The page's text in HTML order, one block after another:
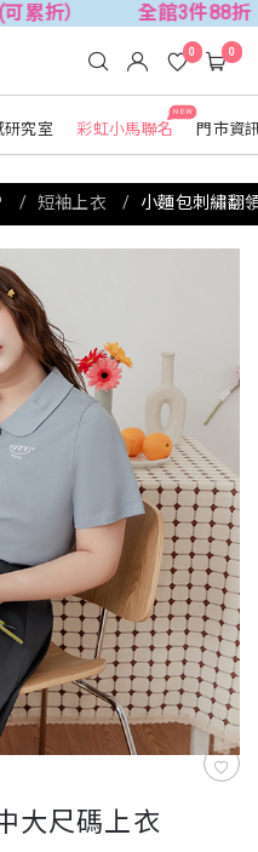
全館3件88折！🦄
研究室
NEW
彩虹小馬聯名 門市資
0 0
大尺碼上衣
短袖上衣 小麵包刺繡翻